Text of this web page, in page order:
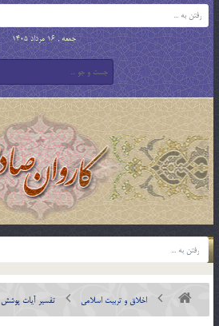
جمعه , 16 مرداد 1405
اخلاق و تربیت اسلامی تفسیر آیات پوشش